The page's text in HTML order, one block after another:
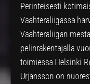
Perinteisesti
Vaahteraliigassa
Vaahteraliigan
pelinrakentajalla
toimiessa Helsinki
Urjansson on